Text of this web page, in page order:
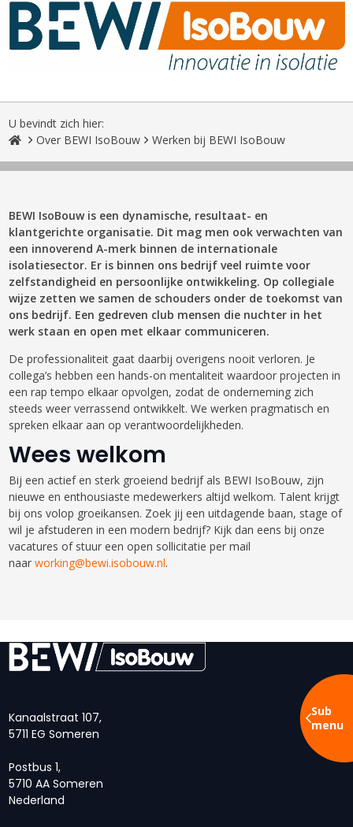
U bevindt zich hier:
Over BEWI IsoBouw
Werken bij BEWI IsoBouw
Sub
menu
BEWI IsoBouw is een dynamische, resultaat- en
klantgerichte organisatie. Dit mag men ook verwachten van
een innoverend A-merk binnen de internationale
isolatiesector. Er is binnen ons bedrijf veel ruimte voor
zelfstandigheid en persoonlijke ontwikkeling. Op collegiale
wijze zetten we samen de schouders onder de toekomst van
ons bedrijf. Een gedreven club mensen die nuchter in het
werk staan en open met elkaar communiceren.
De professionaliteit gaat daarbij overigens nooit verloren. Je
collega’s hebben een hands-on mentaliteit waardoor projecten in
een rap tempo elkaar opvolgen, zodat de onderneming zich
steeds weer verrassend ontwikkelt. We werken pragmatisch en
spreken elkaar aan op verantwoordelijkheden.
Wees welkom
Bij een actief en sterk groeiend bedrijf als BEWI IsoBouw, zijn
nieuwe en enthousiaste medewerkers altijd welkom. Talent krijgt
bij ons volop groeikansen. Zoek jij een uitdagende baan, stage of
wil je afstuderen in een modern bedrijf? Kijk dan eens bij onze
vacatures of stuur een open sollicitatie per mail
naar working@bewi.isobouw.nl.
Kanaalstraat 107,
5711 EG Someren
Postbus 1,
5710 AA Someren
Nederland